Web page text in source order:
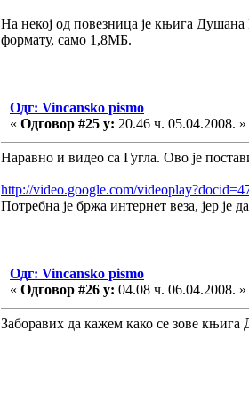
На некој од повезница је књига
формату, само 1,8МБ.
Одг: Vincansko pismo
« Одговор #25 у: 20.46 ч. 05.04.2008. »
Наравно и видео са Гугла. Ово је
http://video.google.com/
Потребна је бржа интернет веза, јер је
Одг: Vincansko pismo
« Одговор #26 у: 04.08 ч. 06.04.2008. »
Заборавих да кажем како се зове